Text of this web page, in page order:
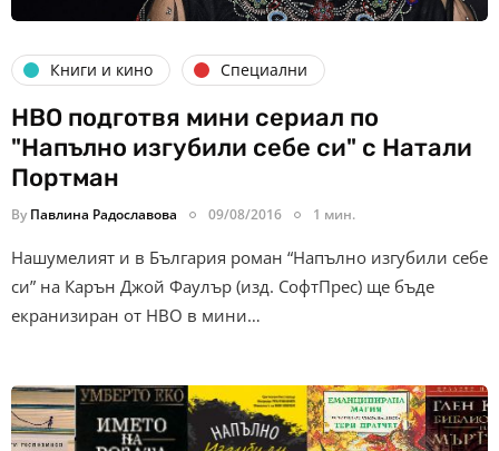
Книги и кино Специални
HBO подготвя мини сериал по
"Напълно изгубили себе си" с Натали
Портман
By Павлина Радославова 09/08/2016 1 мин.
Нашумелият и в България роман “Напълно изгубили себе
си” на Карън Джой Фаулър (изд. СофтПрес) ще бъде
екранизиран от HBO в мини…